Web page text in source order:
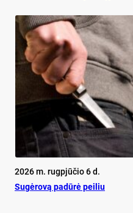
2026 m. rugpjūčio 6 d.
Su­gė­ro­vą pa­dū­rė pei­liu